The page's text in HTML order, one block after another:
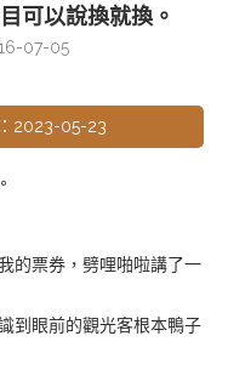
可以說換就換。
07-05
2023-05-23
的票券，劈哩啪啦講了一
到眼前的觀光客根本鴨子